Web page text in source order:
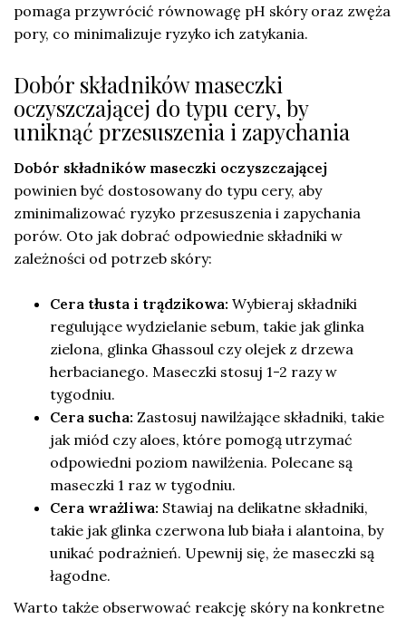
pomaga przywrócić równowagę pH skóry oraz zwęża
pory, co minimalizuje ryzyko ich zatykania.
Dobór składników maseczki
oczyszczającej do typu cery, by
uniknąć przesuszenia i zapychania
Dobór składników maseczki oczyszczającej
powinien być dostosowany do typu cery, aby
zminimalizować ryzyko przesuszenia i zapychania
porów. Oto jak dobrać odpowiednie składniki w
zależności od potrzeb skóry:
Cera tłusta i trądzikowa: Wybieraj składniki
regulujące wydzielanie sebum, takie jak glinka
zielona, glinka Ghassoul czy olejek z drzewa
herbacianego. Maseczki stosuj 1-2 razy w
tygodniu.
Cera sucha: Zastosuj nawilżające składniki, takie
jak miód czy aloes, które pomogą utrzymać
odpowiedni poziom nawilżenia. Polecane są
maseczki 1 raz w tygodniu.
Cera wrażliwa: Stawiaj na delikatne składniki,
takie jak glinka czerwona lub biała i alantoina, by
unikać podrażnień. Upewnij się, że maseczki są
łagodne.
Warto także obserwować reakcję skóry na konkretne